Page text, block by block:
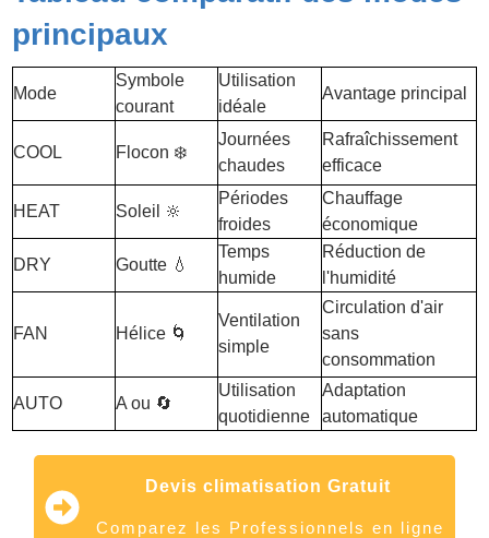
principaux
Mode
Symbole
courant
Utilisation
idéale
Avantage principal
COOL Flocon ❄️
Journées
chaudes
Rafraîchissement
efficace
HEAT Soleil 🔆
Périodes
froides
Chauffage
économique
DRY Goutte 💧
Temps
humide
Réduction de
l'humidité
FAN Hélice 🌀
Ventilation
simple
Circulation d'air
sans
consommation
AUTO A ou 🔄
Utilisation
quotidienne
Adaptation
automatique
Devis climatisation Gratuit
Comparez les Professionnels en ligne